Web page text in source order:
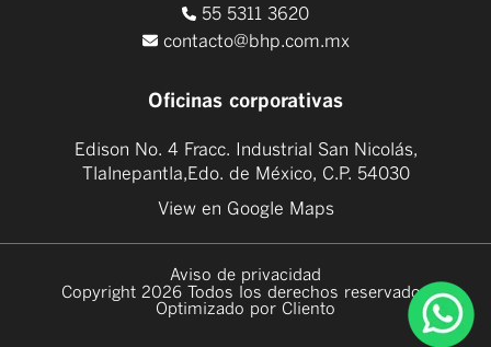
55 5311 3620
contacto@bhp.com.mx
Oficinas corporativas
Edison No. 4 Fracc. Industrial San Nicolás,
Tlalnepantla,Edo. de México, C.P. 54030
View en Google Maps
Aviso de privacidad
Copyright 2026 Todos los derechos reservados
Optimizado por Cliento